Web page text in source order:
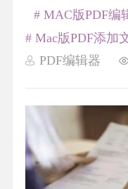
PDF编辑器
# MAC版PDF编
# Mac版PDF添加